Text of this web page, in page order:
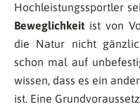
Hochleistungssportler
Beweglichkeit ist von
die Natur nicht
schon mal auf
wissen, dass es ein
ist. Eine